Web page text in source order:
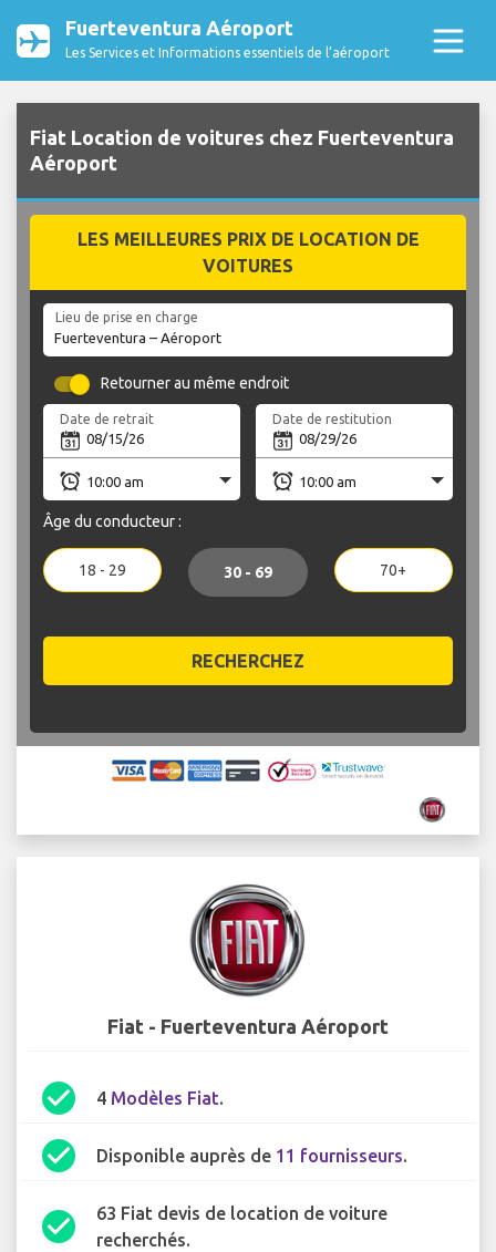
Fuerteventura Aéroport
Les Services et Informations essentiels de l’aéroport
Fiat Location de voitures chez Fuerteventura
Aéroport
LES MEILLEURES PRIX DE LOCATION DE
VOITURES
Lieu de prise en charge
Retourner au même endroit
Date de retrait Date de restitution
Âge du conducteur :
18 - 29 30 - 69 70+
RECHERCHEZ
Fiat - Fuerteventura Aéroport
check_circle 4 Modèles Fiat.
check_circle Disponible auprès de 11 fournisseurs.
check_circle
63 Fiat devis de location de voiture
recherchés.